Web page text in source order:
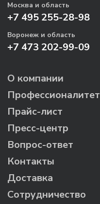
Москва и область
+7 495 255-28-98
Воронеж и область
+7 473 202-99-09
О компании
Профессионалитет
Прайс-лист
Пресс-центр
Вопрос-ответ
Контакты
Доставка
Сотрудничество